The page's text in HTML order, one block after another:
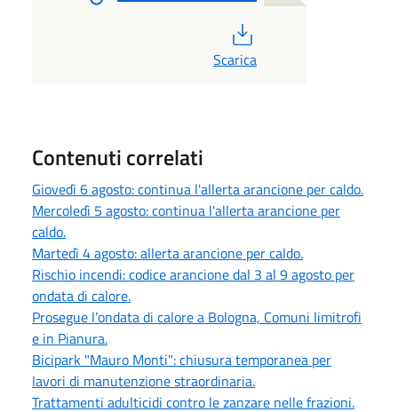
Scarica
Contenuti correlati
Giovedì 6 agosto: continua l'allerta arancione per caldo.
Mercoledì 5 agosto: continua l'allerta arancione per
caldo.
Martedì 4 agosto: allerta arancione per caldo.
Rischio incendi: codice arancione dal 3 al 9 agosto per
ondata di calore.
Prosegue l’ondata di calore a Bologna, Comuni limitrofi
e in Pianura.
Bicipark "Mauro Monti": chiusura temporanea per
lavori di manutenzione straordinaria.
Trattamenti adulticidi contro le zanzare nelle frazioni.